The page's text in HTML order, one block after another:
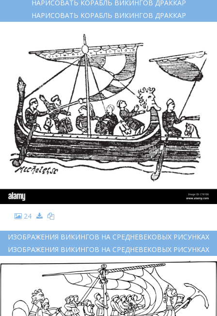
НАРИСОВАТЬ КОРАБЛЬ ВИКИНГОВ ДРАККАР
НАРИСОВАТЬ КОРАБЛЬ ВИКИНГОВ ДРАККАР
24
ИЗОБРАЖЕНИЯ ВИКИНГОВ НА СРЕДНЕВЕКОВЫХ РИСУНКАХ
ИЗОБРАЖЕНИЯ ВИКИНГОВ НА СРЕДНЕВЕКОВЫХ РИСУНКАХ